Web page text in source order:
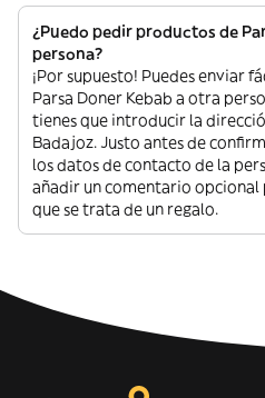
¿Puedo pedir productos de
persona?
¡Por supuesto! Puedes enviar
Parsa Doner Kebab a otra
tienes que introducir la
Badajoz. Justo antes de
los datos de contacto de la
añadir un comentario
que se trata de un regalo.